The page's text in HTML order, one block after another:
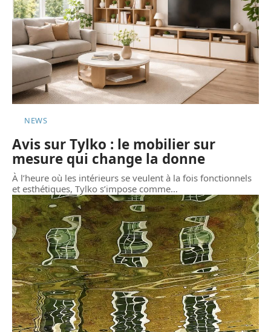
NEWS
Avis sur Tylko : le mobilier sur
mesure qui change la donne
À l’heure où les intérieurs se veulent à la fois fonctionnels
et esthétiques, Tylko s’impose comme…